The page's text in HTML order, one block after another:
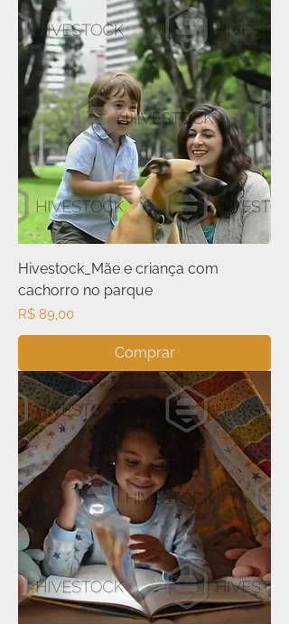
Hivestock_Mãe e criança com
cachorro no parque
Preço
R$ 89,00
Comprar